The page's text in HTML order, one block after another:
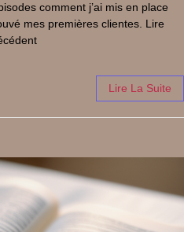
comment j’ai mis en place
mes premières clientes. Lire
Lire La Suite